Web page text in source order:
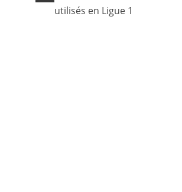
utilisés en Ligue 1